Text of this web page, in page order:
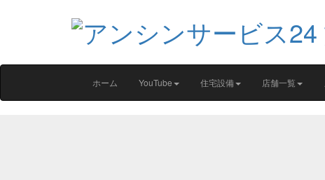
ホーム YouTube 住宅設備 店舗一覧